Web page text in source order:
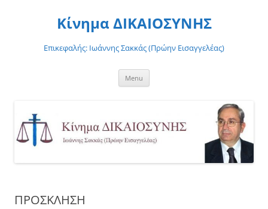
Κίνημα ΔΙΚΑΙΟΣΥΝΗΣ
Επικεφαλής: Ιωάννης Σακκάς (Πρώην Εισαγγελέας)
Menu
ΠΡΟΣΚΛΗΣΗ